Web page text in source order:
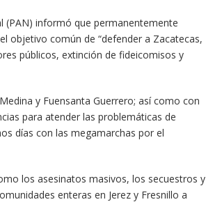
(PAN) informó que permanentemente
objetivo común de “defender a Zacatecas,
públicos, extinción de fideicomisos y
y Fuensanta Guerrero; así como con
para atender las problemáticas de
días con las megamarchas por el
los asesinatos masivos, los secuestros y
enteras en Jerez y Fresnillo a